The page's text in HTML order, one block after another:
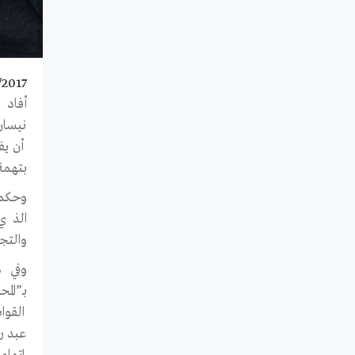
أن
وفي
عبد